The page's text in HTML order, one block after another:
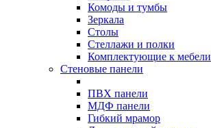
Комоды и тумбы
Зеркала
Столы
Стеллажи и полки
Комплектующие к мебели
Стеновые панели
ПВХ панели
МДФ панели
Гибкий мрамор